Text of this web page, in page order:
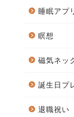
睡眠アプ
瞑想
磁気ネッ
誕生日プ
退職祝い